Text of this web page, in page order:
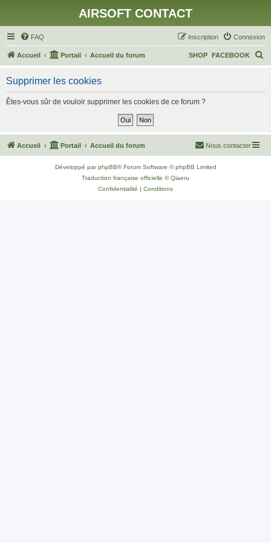
AIRSOFT CONTACT
FAQ Connexion
Inscription
Accueil Portail Accueil du forum
h
FACEBOOK
SHOP
Supprimer les cookies
Êtes-vous sûr de vouloir supprimer les cookies de ce forum ?
Accueil Portail Accueil du forum Nous contacter
Développé parphpBB® Forum Software © phpBB Limited
Traduction française officielle ©Qiaeru
Confidentialité | Conditions